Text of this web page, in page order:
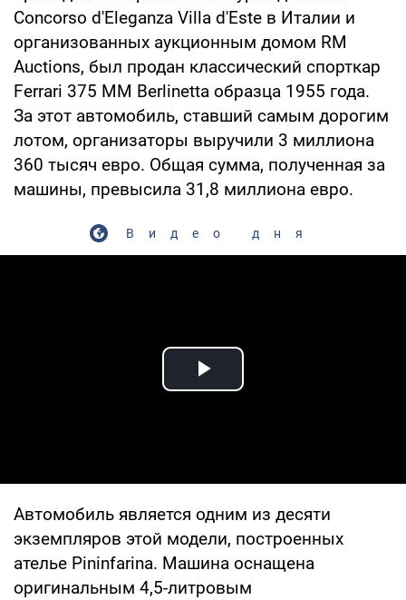
Concorso d'Eleganza Villa d'Este в Италии и
организованных аукционным домом RM
Auctions, был продан классический спорткар
Ferrari 375 MM Berlinetta образца 1955 года.
За этот автомобиль, ставший самым дорогим
лотом, организаторы выручили 3 миллиона
360 тысяч евро. Общая сумма, полученная за
машины, превысила 31,8 миллиона евро.
Видео дня
Play Video
Автомобиль является одним из десяти
экземпляров этой модели, построенных
ателье Pininfarina. Машина оснащена
оригинальным 4,5-литровым